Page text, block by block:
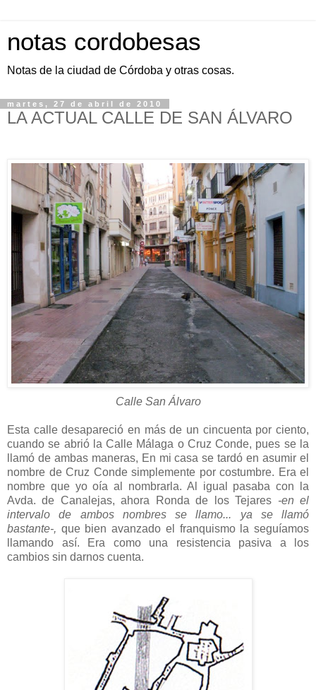
notas cordobesas
Notas de la ciudad de Córdoba y otras cosas.
martes, 27 de abril de 2010
LA ACTUAL CALLE DE SAN ÁLVARO
Calle San Álvaro
Esta calle desapareció en más de un cincuenta por ciento,
cuando se abrió la Calle Málaga o Cruz Conde, pues se la
llamó de ambas maneras, En mi casa se tardó en asumir el
nombre de Cruz Conde simplemente por costumbre. Era el
nombre que yo oía al nombrarla. Al igual pasaba con la
Avda. de Canalejas, ahora Ronda de los Tejares -en el
intervalo de ambos nombres se llamo... ya se llamó
bastante-, que bien avanzado el franquismo la seguíamos
llamando así. Era como una resistencia pasiva a los
cambios sin darnos cuenta.